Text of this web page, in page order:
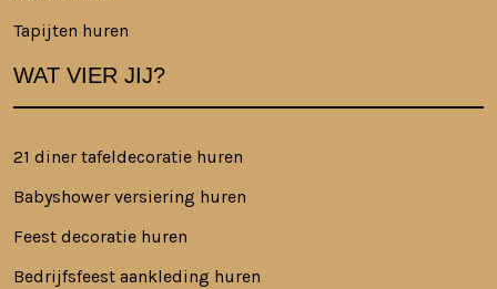
Tapijten huren
WAT VIER JIJ?
21 diner tafeldecoratie huren
Babyshower versiering huren
Feest decoratie huren
Bedrijfsfeest aankleding huren